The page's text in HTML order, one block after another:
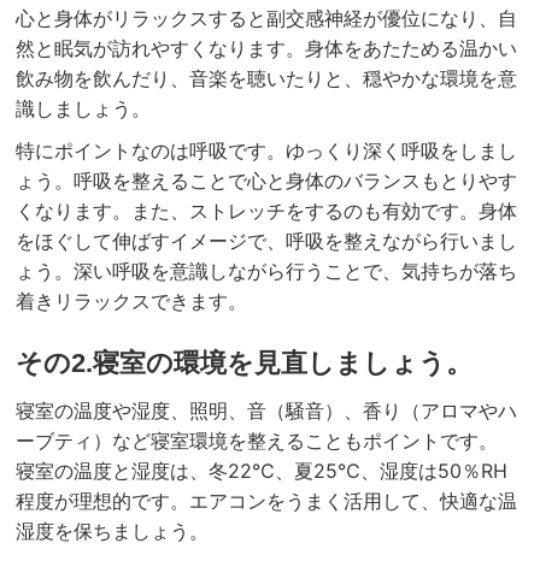
心と身体がリラックスすると副交感神経が優位になり、自
然と眠気が訪れやすくなります。身体をあたためる温かい
飲み物を飲んだり、音楽を聴いたりと、穏やかな環境を意
識しましょう。
特にポイントなのは呼吸です。ゆっくり深く呼吸をしまし
ょう。呼吸を整えることで心と身体のバランスもとりやす
くなります。また、ストレッチをするのも有効です。身体
をほぐして伸ばすイメージで、呼吸を整えながら行いまし
ょう。深い呼吸を意識しながら行うことで、気持ちが落ち
着きリラックスできます。
その2.寝室の環境を見直しましょう。
寝室の温度や湿度、照明、音（騒音）、香り（アロマやハ
ーブティ）など寝室環境を整えることもポイントです。
寝室の温度と湿度は、冬22℃、夏25℃、湿度は50％RH
程度が理想的です。エアコンをうまく活用して、快適な温
湿度を保ちましょう。